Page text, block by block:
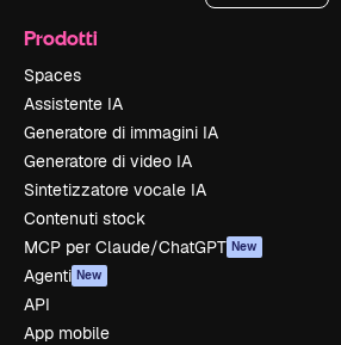
Prodotti
Spaces
Assistente IA
Generatore di immagini IA
Generatore di video IA
Sintetizzatore vocale IA
Contenuti stock
MCP per Claude/ChatGPT New
Agenti New
API
App mobile